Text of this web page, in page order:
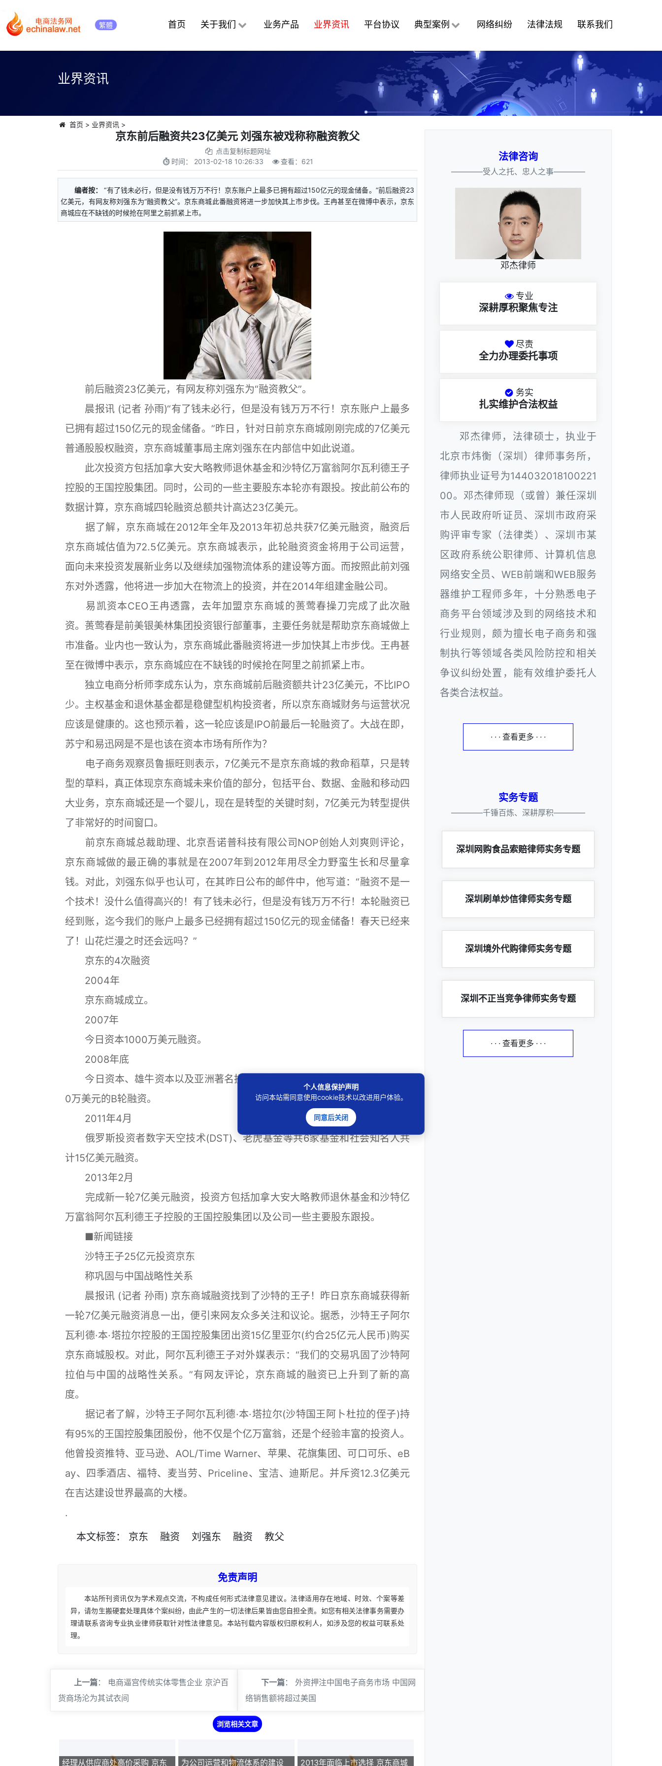
繁體 首页 关于我们 业务产品 业界资讯 平台协议 典型案例 网络纠纷 法律法规 联系我们
业界资讯
首页 > 业界资讯>
京东前后融资共23亿美元 刘强东被戏称称融资教父
点击复制标题网址
时间： 2013-02-18 10:26:33 查看： 621
编者按：
“有了钱未必行，但是没有钱万万不行！京东账户上最多已拥有超过150亿元的现金储备。”前后融资23
亿美元，有网友称刘强东为“融资教父”。京东商城此番融资将进一步加快其上市步伐。王冉甚至在微博中表示，京东
商城应在不缺钱的时候抢在阿里之前抓紧上市。
前后融资23亿美元，有网友称刘强东为“融资教父”。
晨报讯 (记者 孙雨)“有了钱未必行，但是没有钱万万不行！京东账户上最多
已拥有超过150亿元的现金储备。”昨日，针对日前京东商城刚刚完成的7亿美元
普通股股权融资，京东商城董事局主席刘强东在内部信中如此说道。
此次投资方包括加拿大安大略教师退休基金和沙特亿万富翁阿尔瓦利德王子
控股的王国控股集团。同时，公司的一些主要股东本轮亦有跟投。按此前公布的
数据计算，京东商城四轮融资总额共计高达23亿美元。
据了解，京东商城在2012年全年及2013年初总共获7亿美元融资，融资后
京东商城估值为72.5亿美元。京东商城表示，此轮融资资金将用于公司运营，
面向未来投资发展新业务以及继续加强物流体系的建设等方面。而按照此前刘强
东对外透露，他将进一步加大在物流上的投资，并在2014年组建金融公司。
易凯资本CEO王冉透露，去年加盟京东商城的蒉莺春操刀完成了此次融
资。蒉莺春是前美银美林集团投资银行部董事，主要任务就是帮助京东商城做上
市准备。业内也一致认为，京东商城此番融资将进一步加快其上市步伐。王冉甚
至在微博中表示，京东商城应在不缺钱的时候抢在阿里之前抓紧上市。
独立电商分析师李成东认为，京东商城前后融资额共计23亿美元，不比IPO
少。主权基金和退休基金都是稳健型机构投资者，所以京东商城财务与运营状况
应该是健康的。这也预示着，这一轮应该是IPO前最后一轮融资了。大战在即，
苏宁和易迅网是不是也该在资本市场有所作为？
电子商务观察员鲁振旺则表示，7亿美元不是京东商城的救命稻草，只是转
型的草料，真正体现京东商城未来价值的部分，包括平台、数据、金融和移动四
大业务，京东商城还是一个婴儿，现在是转型的关键时刻，7亿美元为转型提供
了非常好的时间窗口。
前京东商城总裁助理、北京吾诺普科技有限公司NOP创始人刘爽则评论，
京东商城做的最正确的事就是在2007年到2012年用尽全力野蛮生长和尽量拿
钱。对此，刘强东似乎也认可，在其昨日公布的邮件中，他写道：“融资不是一
个技术！没什么值得高兴的！有了钱未必行，但是没有钱万万不行！本轮融资已
经到账，迄今我们的账户上最多已经拥有超过150亿元的现金储备！春天已经来
了！山花烂漫之时还会远吗？”
京东的4次融资
2004年
京东商城成立。
2007年
今日资本1000万美元融资。
2008年底
今日资本、雄牛资本以及亚洲著名投资银行家梁伯韬先生私人公司共计210
0万美元的B轮融资。
2011年4月
俄罗斯投资者数字天空技术(DST)、老虎基金等共6家基金和社会知名人共
计15亿美元融资。
2013年2月
完成新一轮7亿美元融资，投资方包括加拿大安大略教师退休基金和沙特亿
万富翁阿尔瓦利德王子控股的王国控股集团以及公司一些主要股东跟投。
■新闻链接
沙特王子25亿元投资京东
称巩固与中国战略性关系
晨报讯 (记者 孙雨) 京东商城融资找到了沙特的王子！昨日京东商城获得新
一轮7亿美元融资消息一出，便引来网友众多关注和议论。据悉，沙特王子阿尔
瓦利德·本·塔拉尔控股的王国控股集团出资15亿里亚尔(约合25亿元人民币)购买
京东商城股权。对此，阿尔瓦利德王子对外媒表示：“我们的交易巩固了沙特阿
拉伯与中国的战略性关系。”有网友评论，京东商城的融资已上升到了新的高
度。
据记者了解，沙特王子阿尔瓦利德·本·塔拉尔(沙特国王阿卜杜拉的侄子)持
有95%的王国控股集团股份，他不仅是个亿万富翁，还是个经验丰富的投资人。
他曾投资推特、亚马逊、AOL/Time Warner、苹果、花旗集团、可口可乐、eB
ay、四季酒店、福特、麦当劳、Priceline、宝洁、迪斯尼。并斥资12.3亿美元
在吉达建设世界最高的大楼。
.
本文标签： 京东 融资 刘强东 融资 教父
免责声明
本站所刊资讯仅为学术观点交流，不构成任何形式法律意见建议。法律适用存在地域、时效、个案等差
异，请勿生搬硬套处理具体个案纠纷，由此产生的一切法律后果皆由您自担全责。如您有相关法律事务需要办
理请联系咨询专业执业律师获取针对性法律意见。本站刊载内容版权归原权利人，如涉及您的权益可联系处
理。
上一篇： 电商逼宫传统实体零售企业 京沪百
货商场沦为其试衣间
下一篇： 外资押注中国电子商务市场 中国网
络销售额将超过美国
浏览相关文章
经理从供应商处高价采购 京东 为公司运营和物流体系的建设 2013年面临上市选择 京东商城
法律咨询
————受人之托、忠人之事————
邓杰律师
专业
深耕厚积聚焦专注
尽责
全力办理委托事项
务实
扎实维护合法权益
邓杰律师，法律硕士，执业于
北京市炜衡（深圳）律师事务所，
律师执业证号为144032018100221
00。邓杰律师现（或曾）兼任深圳
市人民政府听证员、深圳市政府采
购评审专家（法律类）、深圳市某
区政府系统公职律师、计算机信息
网络安全员、WEB前端和WEB服务
器维护工程师多年，十分熟悉电子
商务平台领域涉及到的网络技术和
行业规则，颇为擅长电子商务和强
制执行等领域各类风险防控和相关
争议纠纷处置，能有效维护委托人
各类合法权益。
· · · 查看更多 · · ·
实务专题
————千锤百炼、深耕厚积————
深圳网购食品索赔律师实务专题
深圳刷单炒信律师实务专题
深圳境外代购律师实务专题
深圳不正当竞争律师实务专题
· · · 查看更多 · · ·
个人信息保护声明
访问本站需同意使用cookie技术以改进用户体验。
同意后关闭